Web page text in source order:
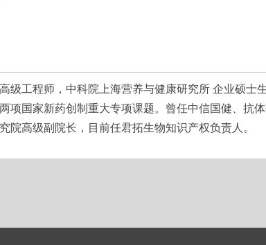
级工程师，中科院上海营养与健康研究所 企业硕士
项国家新药创制重大专项课题。曾任中信国健、抗
院高级副院长，目前任君拓生物知识产权负责人。